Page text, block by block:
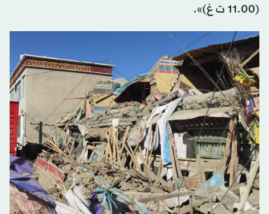
(11.00 ت غ)».